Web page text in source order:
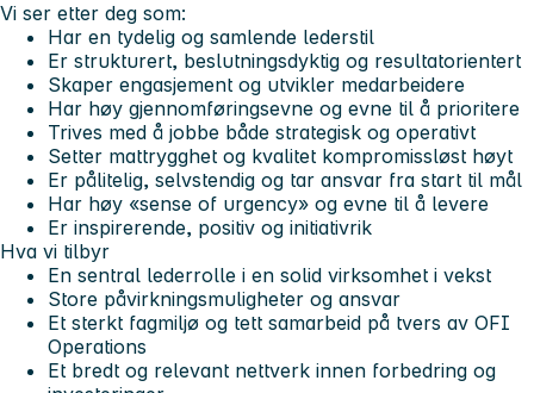
Vi ser etter deg som:
Har en tydelig og samlende lederstil
Er strukturert, beslutningsdyktig og resultatorientert
Skaper engasjement og utvikler medarbeidere
Har høy gjennomføringsevne og evne til å prioritere
Trives med å jobbe både strategisk og operativt
Setter mattrygghet og kvalitet kompromissløst høyt
Er pålitelig, selvstendig og tar ansvar fra start til mål
Har høy «sense of urgency» og evne til å levere
Er inspirerende, positiv og initiativrik
Hva vi tilbyr
En sentral lederrolle i en solid virksomhet i vekst
Store påvirkningsmuligheter og ansvar
Et sterkt fagmiljø og tett samarbeid på tvers av OFI
Operations
Et bredt og relevant nettverk innen forbedring og